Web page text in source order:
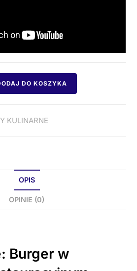
DO KOSZYKA
KULINARNE
OPIS
OPINIE (0)
Burger w